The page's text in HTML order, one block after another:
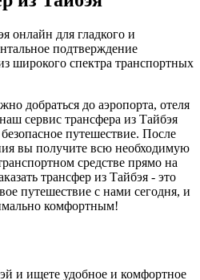
онлайн для гладкого и
подтверждение
широкого спектра транспортных
добраться до аэропорта, отеля
сервис трансфера из Тайбэя
путешествие. После
вы получите всю необходимую
средстве прямо на
трансфер из Тайбэя - это
путешествие с нами сегодня, и
комфортным!
и ищете удобное и комфортное